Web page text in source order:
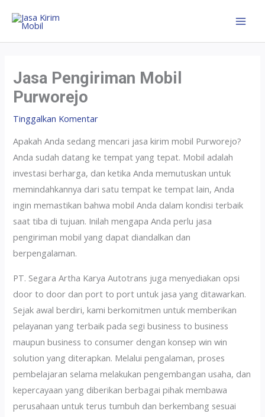
Jasa Pengiriman Mobil
Purworejo
Tinggalkan Komentar
Apakah Anda sedang mencari jasa kirim mobil Purworejo?
Anda sudah datang ke tempat yang tepat. Mobil adalah
investasi berharga, dan ketika Anda memutuskan untuk
memindahkannya dari satu tempat ke tempat lain, Anda
ingin memastikan bahwa mobil Anda dalam kondisi terbaik
saat tiba di tujuan. Inilah mengapa Anda perlu jasa
pengiriman mobil yang dapat diandalkan dan
berpengalaman.
PT. Segara Artha Karya Autotrans juga menyediakan opsi
door to door dan port to port untuk jasa yang ditawarkan.
Sejak awal berdiri, kami berkomitmen untuk memberikan
pelayanan yang terbaik pada segi business to business
maupun business to consumer dengan konsep win win
solution yang diterapkan. Melalui pengalaman, proses
pembelajaran selama melakukan pengembangan usaha, dan
kepercayaan yang diberikan berbagai pihak membawa
perusahaan untuk terus tumbuh dan berkembang sesuai